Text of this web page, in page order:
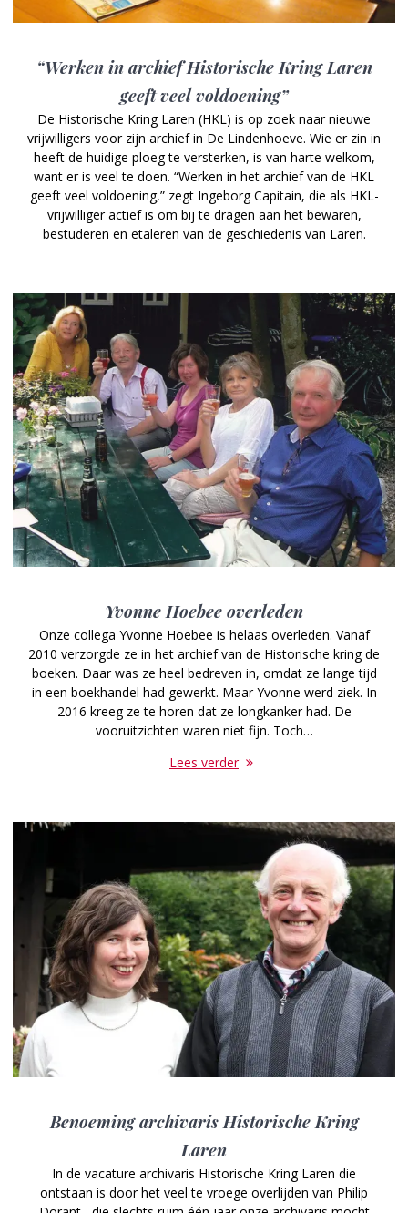
“Werken in archief Historische Kring Laren
geeft veel voldoening”
De Historische Kring Laren (HKL) is op zoek naar nieuwe
vrijwilligers voor zijn archief in De Lindenhoeve. Wie er zin in
heeft de huidige ploeg te versterken, is van harte welkom,
want er is veel te doen. “Werken in het archief van de HKL
geeft veel voldoening,” zegt Ingeborg Capitain, die als HKL-
vrijwilliger actief is om bij te dragen aan het bewaren,
bestuderen en etaleren van de geschiedenis van Laren.
Yvonne Hoebee overleden
Onze collega Yvonne Hoebee is helaas overleden. Vanaf
2010 verzorgde ze in het archief van de Historische kring de
boeken. Daar was ze heel bedreven in, omdat ze lange tijd
in een boekhandel had gewerkt. Maar Yvonne werd ziek. In
2016 kreeg ze te horen dat ze longkanker had. De
vooruitzichten waren niet fijn. Toch…
Lees verder
Benoeming archivaris Historische Kring
Laren
In de vacature archivaris Historische Kring Laren die
ontstaan is door het veel te vroege overlijden van Philip